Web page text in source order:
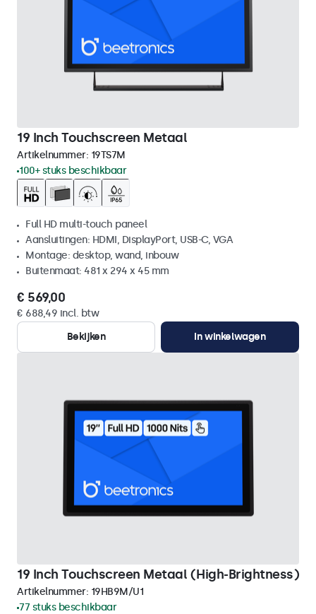
19 Inch Touchscreen Metaal
Artikelnummer: 19TS7M
100+ stuks beschikbaar
Full HD multi-touch paneel
Aansluitingen: HDMI, DisplayPort, USB-C, VGA
Montage: desktop, wand, inbouw
Buitenmaat: 481 x 294 x 45 mm
€ 569,00
€ 688,49 incl. btw
Bekijken
In winkelwagen
19 Inch Touchscreen Metaal (High-Brightness)
Artikelnummer: 19HB9M/U1
77 stuks beschikbaar